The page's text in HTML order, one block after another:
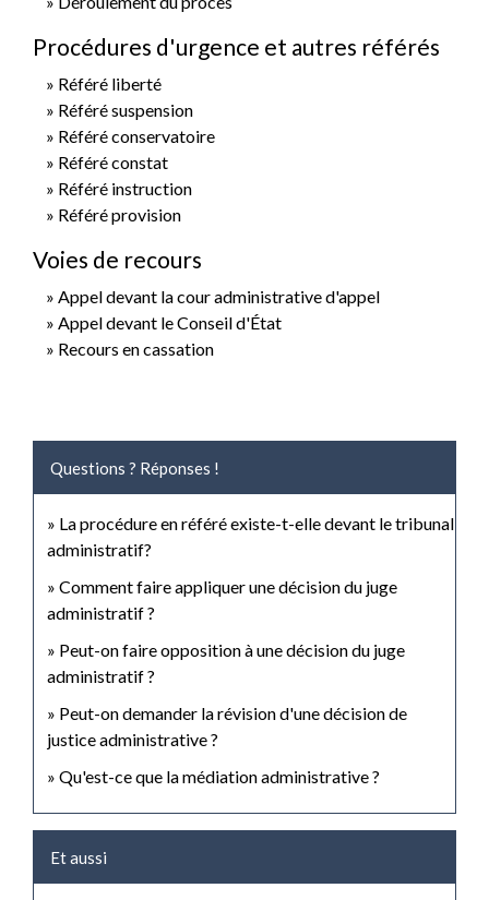
Procédures d'urgence et autres référés
Référé liberté
Référé suspension
Référé conservatoire
Référé constat
Référé instruction
Référé provision
Voies de recours
Appel devant la cour administrative d'appel
Appel devant le Conseil d'État
Recours en cassation
Questions ? Réponses !
La procédure en référé existe-t-elle devant le tribunal
administratif?
Comment faire appliquer une décision du juge
administratif ?
Peut-on faire opposition à une décision du juge
administratif ?
Peut-on demander la révision d'une décision de
justice administrative ?
Qu'est-ce que la médiation administrative ?
Et aussi